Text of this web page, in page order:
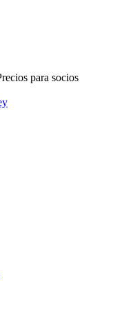
para socios